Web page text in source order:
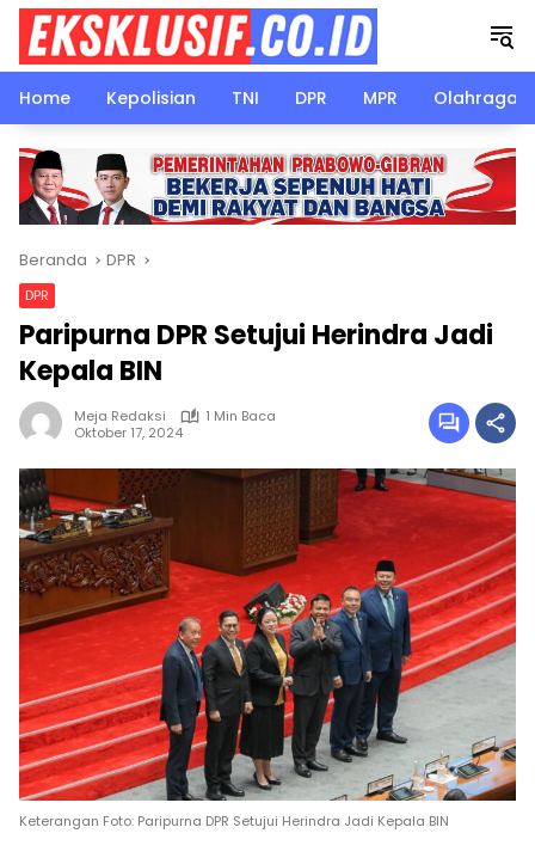
Langsung
konten
Home
Kepolisian TNI DPR MPR Olahraga
Beranda DPR
DPR
Paripurna DPR Setujui Herindra Jadi
Kepala BIN
Meja Redaksi
1 Min Baca
Oktober 17, 2024
Keterangan Foto: Paripurna DPR Setujui Herindra Jadi Kepala BIN